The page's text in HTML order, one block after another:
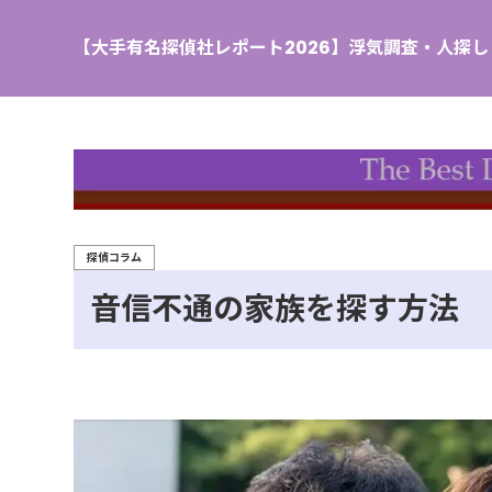
【大手有名探偵社レポート2026】浮気調査・人探
音信不通の家族を探す方法
探偵コラム